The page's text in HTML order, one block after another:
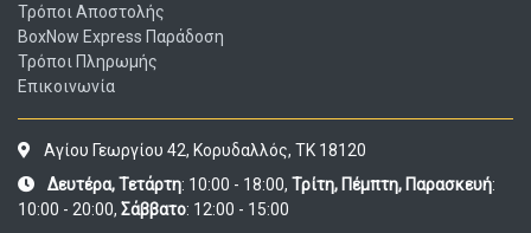
Τρόποι Αποστολής
BoxNow Express Παράδοση
Τρόποι Πληρωμής
Επικοινωνία
Αγίου Γεωργίου 42, Κορυδαλλός, ΤΚ 18120
Δευτέρα, Τετάρτη: 10:00 - 18:00, Τρίτη, Πέμπτη, Παρασκευή:
10:00 - 20:00, Σάββατο: 12:00 - 15:00